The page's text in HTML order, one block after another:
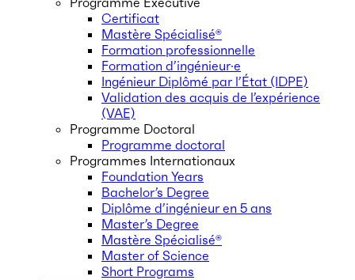
Certificat
Mastère Spécialisé®
Formation professionnelle
Formation d’ingénieur·e
Ingénieur Diplômé par l’État (IDPE)
Validation des acquis de l’expérience
(VAE)
Programme Doctoral
Programme doctoral
Programmes Internationaux
Foundation Years
Bachelor’s Degree
Diplôme d’ingénieur en 5 ans
Master’s Degree
Mastère Spécialisé®
Master of Science
Short Programs